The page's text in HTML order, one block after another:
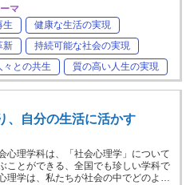
マ
生
健康な生活の実現
新
持続可能な社会の実現
々との共生
質の高い人生の実現
、自分の生活に活かす
心理学科は、「社会心理学」について
ことができる、全国でも珍しい学科で
理学は、私たちが社会の中でどのよ…